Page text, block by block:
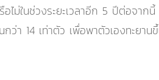
ไม่ในช่วงระยะเวลาอีก 5 ปีต่อจา
14 เท่าตัว เพื่อพาตัวเองทะยาน